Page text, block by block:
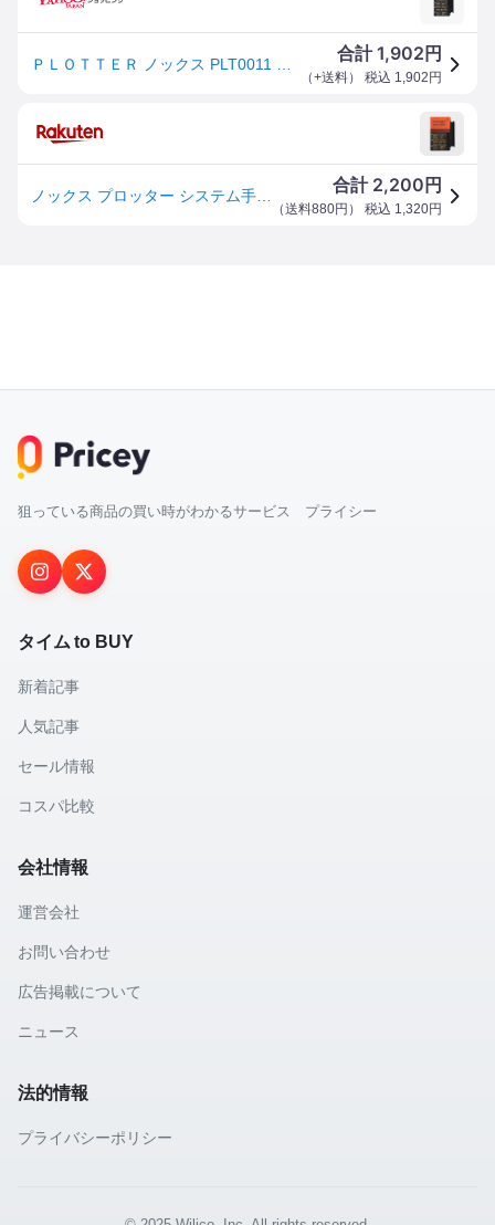
合計1,902 円
（+送料） 税込 1,902 円
合計 2,200 円
（送料880円 ） 税込 1,320円
狙っている商品の買い時がわかるサービス プライシー
タイム to BUY
新着記事
人気記事
セール情報
コスパ比較
会社情報
運営会社
お問い合わせ
広告掲載について
ニュース
法的情報
プライバシーポリシー